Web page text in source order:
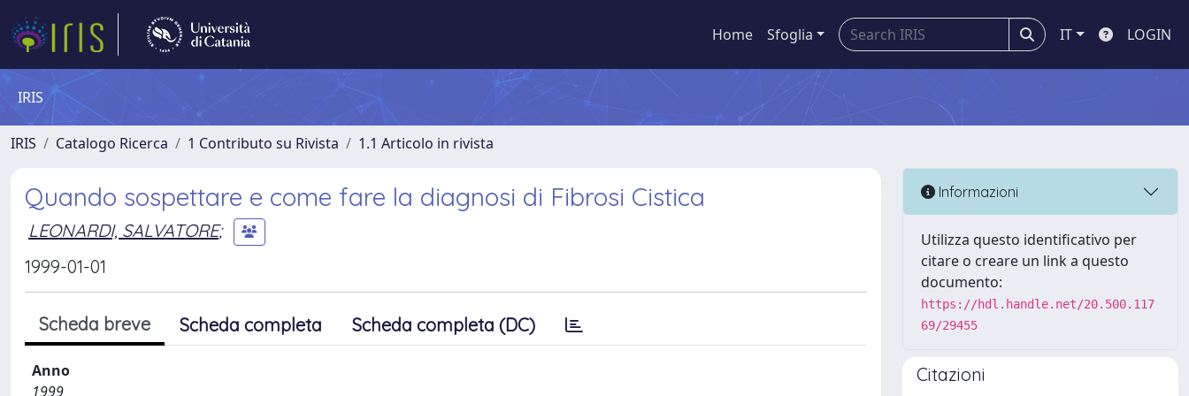
Home Sfoglia IT LOGIN
IRIS
IRIS Catalogo Ricerca 1 Contributo su Rivista 1.1 Articolo in rivista
Quando sospettare e come fare la diagnosi di Fibrosi Cistica
LEONARDI, SALVATORE;
1999-01-01
Scheda breve Scheda completa Scheda completa (DC)
Anno
1999
Informazioni
Utilizza questo identificativo per
citare o creare un link a questo
documento:
https://hdl.handle.net/20.500.117
69/29455
Citazioni